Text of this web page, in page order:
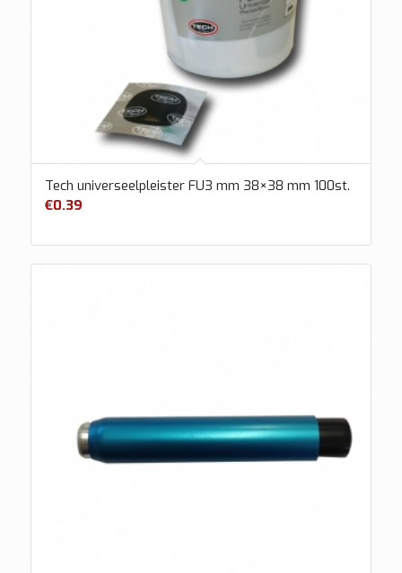
Tech universeelpleister FU3 mm 38×38 mm 100st.
€0.39